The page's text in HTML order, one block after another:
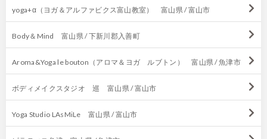
yoga+α（ヨガ＆アルファビクス富山教室） 富山県 / 富山市
Body＆Mind 富山県 / 下新川郡入善町
Aroma&Yoga le bouton（アロマ＆ヨガ ルブトン） 富山県 / 魚津市
ボディメイクスタジオ 巡 富山県 / 富山市
Yoga Studio LAsMiLe 富山県 / 富山市